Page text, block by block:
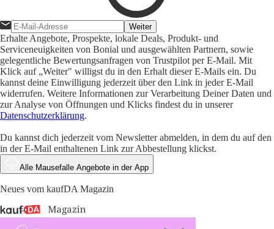
Weiter
Erhalte Angebote, Prospekte, lokale Deals, Produkt- und
Serviceneuigkeiten von Bonial und ausgewählten Partnern, sowie
gelegentliche Bewertungsanfragen von Trustpilot per E-Mail. Mit
Klick auf „Weiter" willigst du in den Erhalt dieser E-Mails ein. Du
kannst deine Einwilligung jederzeit über den Link in jeder E-Mail
widerrufen. Weitere Informationen zur Verarbeitung Deiner Daten und
zur Analyse von Öffnungen und Klicks findest du in unserer
Datenschutzerklärung.
Du kannst dich jederzeit vom Newsletter abmelden, in dem du auf den
in der E-Mail enthaltenen Link zur Abbestellung klickst.
Alle Mausefalle Angebote in der App
Neues vom kaufDA Magazin